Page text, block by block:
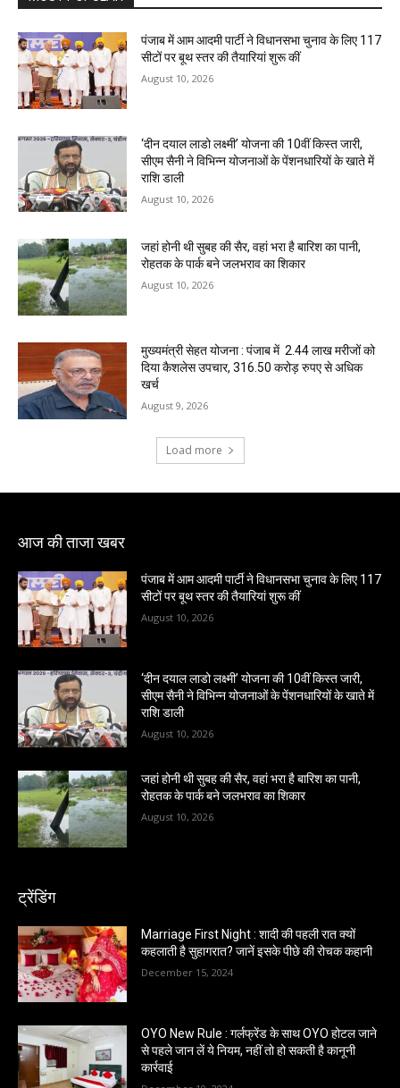
पंजाब में आम आदमी पार्टी ने विधानसभा चुनाव के लिए 117
सीटों पर बूथ स्तर की तैयारियां शुरू कीं
August 10, 2026
‘दीन दयाल लाडो लक्ष्मी’ योजना की 10वीं किस्त जारी,
सीएम सैनी ने विभिन्न योजनाओं के पेंशनधारियों के खाते में
राशि डाली
August 10, 2026
जहां होनी थी सुबह की सैर, वहां भरा है बारिश का पानी,
रोहतक के पार्क बने जलभराव का शिकार
August 10, 2026
मुख्यमंत्री सेहत योजना : पंजाब में 2.44 लाख मरीजों को
दिया कैशलेस उपचार, 316.50 करोड़ रुपए से अधिक
खर्च
August 9, 2026
Load more
आज की ताजा खबर
पंजाब में आम आदमी पार्टी ने विधानसभा चुनाव के लिए 117
सीटों पर बूथ स्तर की तैयारियां शुरू कीं
August 10, 2026
‘दीन दयाल लाडो लक्ष्मी’ योजना की 10वीं किस्त जारी,
सीएम सैनी ने विभिन्न योजनाओं के पेंशनधारियों के खाते में
राशि डाली
August 10, 2026
जहां होनी थी सुबह की सैर, वहां भरा है बारिश का पानी,
रोहतक के पार्क बने जलभराव का शिकार
August 10, 2026
ट्रेंडिंग
Marriage First Night : शादी की पहली रात क्यों
कहलाती है सुहागरात? जानें इसके पीछे की रोचक कहानी
December 15, 2024
OYO New Rule : गर्लफ्रेंड के साथ OYO होटल जाने
से पहले जान लें ये नियम, नहीं तो हो सकती है कानूनी
कार्रवाई